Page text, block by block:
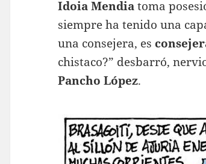
Idoia Mendiatoma
siempre ha tenido una
una consejera, es
chistaco?” desbarró,
Pancho López.